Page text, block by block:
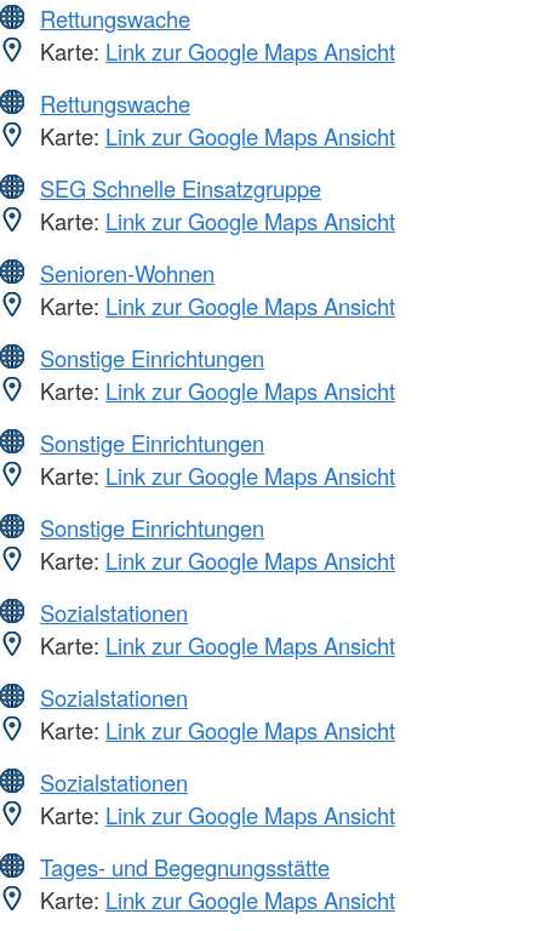
Rettungswache
Karte: Link zur Google Maps Ansicht
Rettungswache
Karte: Link zur Google Maps Ansicht
SEG Schnelle Einsatzgruppe
Karte: Link zur Google Maps Ansicht
Senioren-Wohnen
Karte: Link zur Google Maps Ansicht
Sonstige Einrichtungen
Karte: Link zur Google Maps Ansicht
Sonstige Einrichtungen
Karte: Link zur Google Maps Ansicht
Sonstige Einrichtungen
Karte: Link zur Google Maps Ansicht
Sozialstationen
Karte: Link zur Google Maps Ansicht
Sozialstationen
Karte: Link zur Google Maps Ansicht
Sozialstationen
Karte: Link zur Google Maps Ansicht
Tages- und Begegnungsstätte
Karte: Link zur Google Maps Ansicht